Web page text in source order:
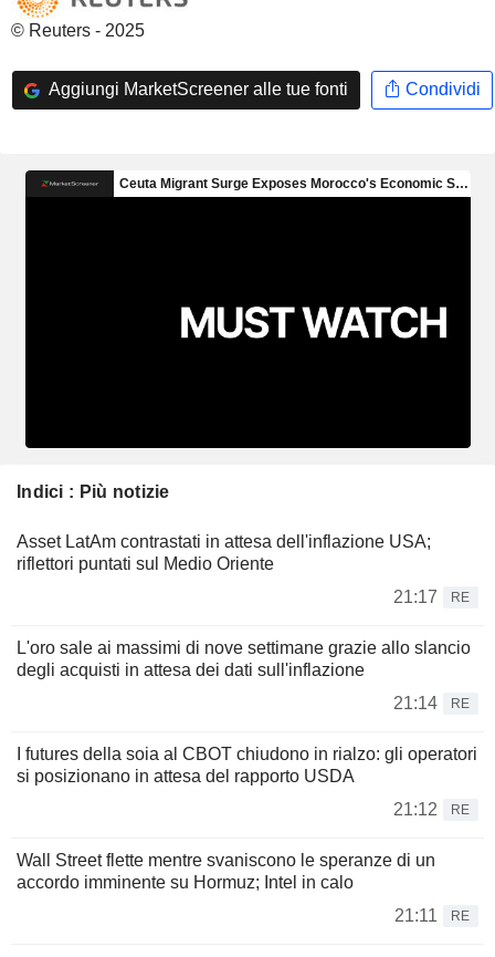
© Reuters - 2025
Aggiungi MarketScreener alle tue fonti Condividi
Indici : Più notizie
Asset LatAm contrastati in attesa dell'inflazione USA;
riflettori puntati sul Medio Oriente
21:17
RE
L'oro sale ai massimi di nove settimane grazie allo slancio
degli acquisti in attesa dei dati sull'inflazione
21:14
RE
I futures della soia al CBOT chiudono in rialzo: gli operatori
si posizionano in attesa del rapporto USDA
21:12
RE
Wall Street flette mentre svaniscono le speranze di un
accordo imminente su Hormuz; Intel in calo
21:11
RE